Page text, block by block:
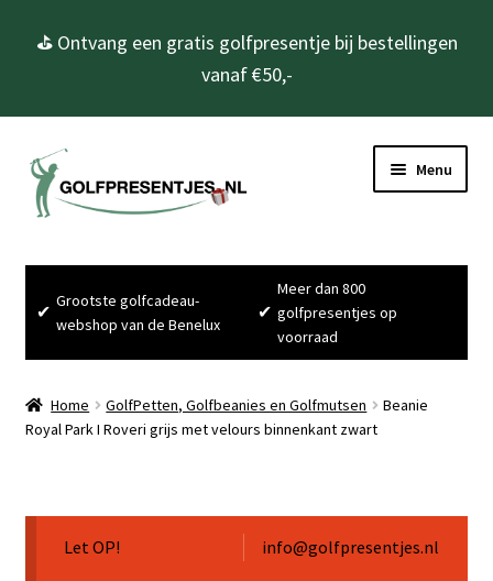
⛳ Ontvang een gratis golfpresentje bij bestellingen
vanaf €50,-
Ga
door
naar
Ga
naar
de
Menu
Golfcadeau’s
Golfbenodigdheden
Gadgets
✔
Grootste golfcadeau-
webshop van de Benelux
✔
Meer dan 800
golfpresentjes op
voorraad
Home GolfPetten, Golfbeanies en Golfmutsen
Beanie
Royal Park I Roveri grijs met velours binnenkant zwart
info@golfpresentjes.nl
Let OP!